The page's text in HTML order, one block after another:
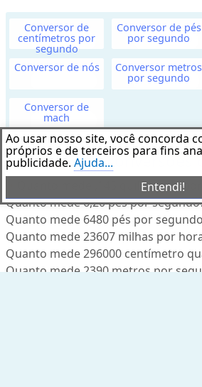
s
o
)
i
t
â
n
i
a
o
u
C
Conversor de
centímetros por
segundo
Conversor de pés
por segundo
Conversor de nós
Conversor metros
por segundo
Conversor de
mach
Exemplos de conversões
Quanto mede ,145 quilômetro por
Quanto mede 6,20 pés por
Quanto mede 6480 pés por
Quanto mede 23607 milhas por
Quanto mede 296000 centímetro
Quanto mede 2390 metros por
Ao usar nosso site, você concorda
próprios e de terceiros para fins
publicidade. Ajuda...
Entendi!